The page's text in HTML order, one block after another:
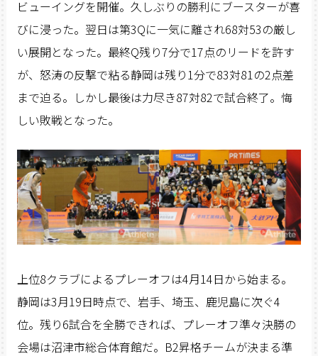
ビューイングを開催。久しぶりの勝利にブースターが喜
びに浸った。翌日は第3Qに一気に離され68対53の厳し
い展開となった。最終Q残り7分で17点のリードを許す
が、怒涛の反撃で粘る静岡は残り1分で83対81の2点差
まで迫る。しかし最後は力尽き87対82で試合終了。悔
しい敗戦となった。
上位8クラブによるプレーオフは4月14日から始まる。
静岡は3月19日時点で、岩手、埼玉、鹿児島に次ぐ4
位。残り6試合を全勝できれば、プレーオフ準々決勝の
会場は沼津市総合体育館だ。B2昇格チームが決まる準